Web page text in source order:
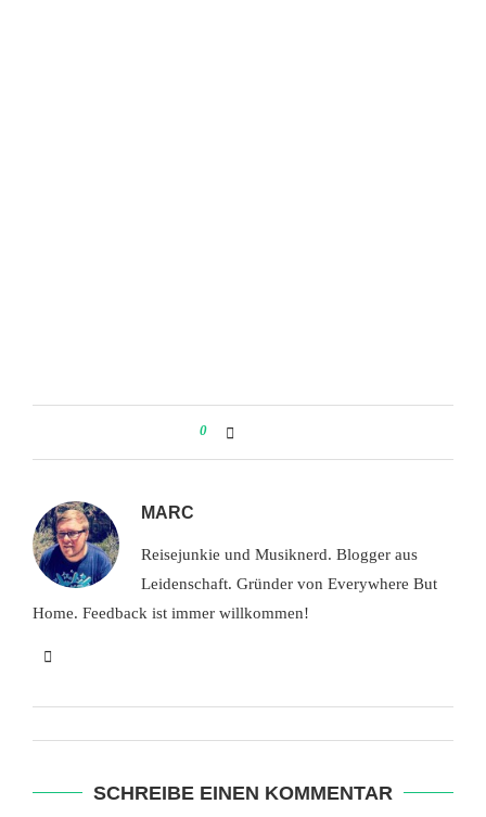
0
MARC
Reisejunkie und Musiknerd. Blogger aus
Leidenschaft. Gründer von Everywhere But
Home. Feedback ist immer willkommen!
SCHREIBE EINEN KOMMENTAR